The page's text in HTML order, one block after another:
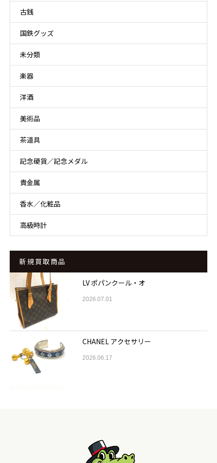
古銭
国鉄グッズ
未分類
楽器
洋酒
美術品
茶道具
記念硬貨／記念メダル
貴金属
香水／化粧品
高級時計
新規買取商品
LV ポパンクール・オ
2026.07.01
CHANEL アクセサリー
2026.06.17